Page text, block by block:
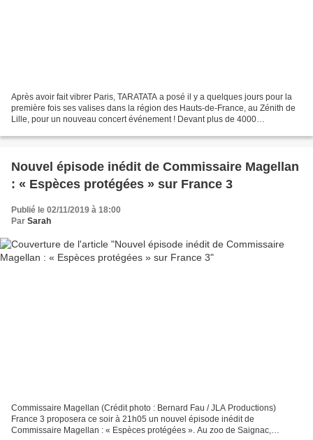
Après avoir fait vibrer Paris, TARATATA a posé il y a quelques jours pour la
première fois ses valises dans la région des Hauts-de-France, au Zénith de
Lille, pour un nouveau concert événement ! Devant plus de 4000
Nouvel épisode inédit de Commissaire Magellan
: « Espèces protégées » sur France 3
Publié le 02/11/2019 à 18:00
Par Sarah
Commissaire Magellan (Crédit photo : Bernard Fau / JLA Productions)
France 3 proposera ce soir à 21h05 un nouvel épisode inédit de
Commissaire Magellan : « Espèces protégées ». Au zoo de Saignac,